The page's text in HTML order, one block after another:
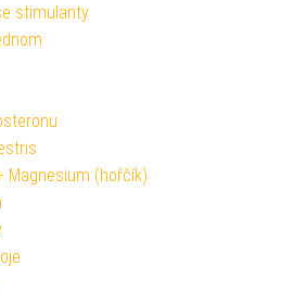
stimulanty
Magnesium (hořčík)